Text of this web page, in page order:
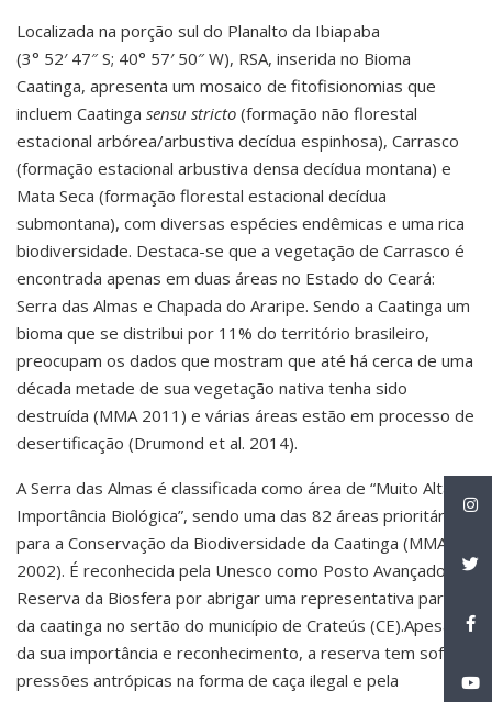
Localizada na porção sul do Planalto da Ibiapaba
(3° 52′ 47″ S; 40° 57′ 50″ W), RSA, inserida no Bioma
Caatinga, apresenta um mosaico de fitofisionomias que
incluem Caatinga sensu stricto (formação não florestal
estacional arbórea/arbustiva decídua espinhosa), Carrasco
(formação estacional arbustiva densa decídua montana) e
Mata Seca (formação florestal estacional decídua
submontana), com diversas espécies endêmicas e uma rica
biodiversidade. Destaca-se que a vegetação de Carrasco é
encontrada apenas em duas áreas no Estado do Ceará:
Serra das Almas e Chapada do Araripe. Sendo a Caatinga um
bioma que se distribui por 11% do território brasileiro,
preocupam os dados que mostram que até há cerca de uma
década metade de sua vegetação nativa tenha sido
destruída (MMA 2011) e várias áreas estão em processo de
desertificação (Drumond et al. 2014).
A Serra das Almas é classificada como área de “Muito Alta
Importância Biológica”, sendo uma das 82 áreas prioritárias
para a Conservação da Biodiversidade da Caatinga (MMA
2002). É reconhecida pela Unesco como Posto Avançado da
Reserva da Biosfera por abrigar uma representativa parte
da caatinga no sertão do município de Crateús (CE).Apesar
da sua importância e reconhecimento, a reserva tem sofrido
pressões antrópicas na forma de caça ilegal e pela